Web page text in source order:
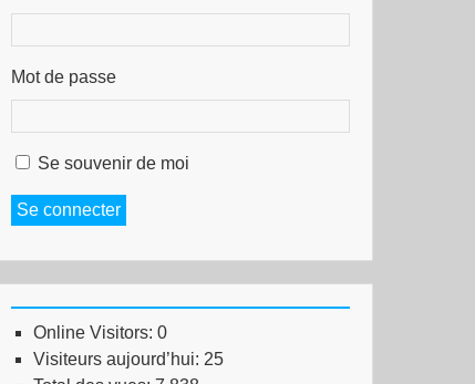
Mot de passe
Se souvenir de moi
Se connecter
Online Visitors: 0
Visiteurs aujourd’hui: 25